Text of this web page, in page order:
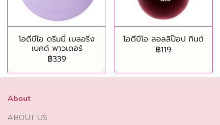
โอดีบีโอ ดรีมมี่ เบลอริ่ง
เบคด์ พาวเดอร์
฿339
โอดีบีโอ ลอลลิป๊อป ทินต์
฿119
About
ABOUT US